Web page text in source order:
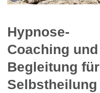
Hypnose-
Coaching und
Begleitung für
Selbstheilung